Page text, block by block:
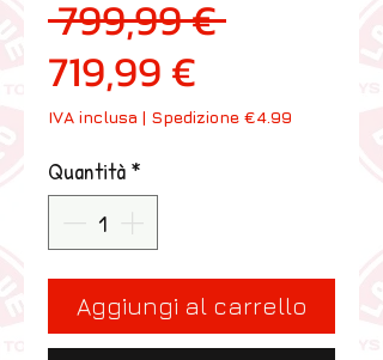
799,99 € Prezzo
719,99 €
IVA inclusa | Spedizione €4.99
Quantità*
Aggiungi al carrello